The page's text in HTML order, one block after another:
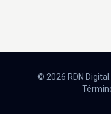
© 2026 RDN